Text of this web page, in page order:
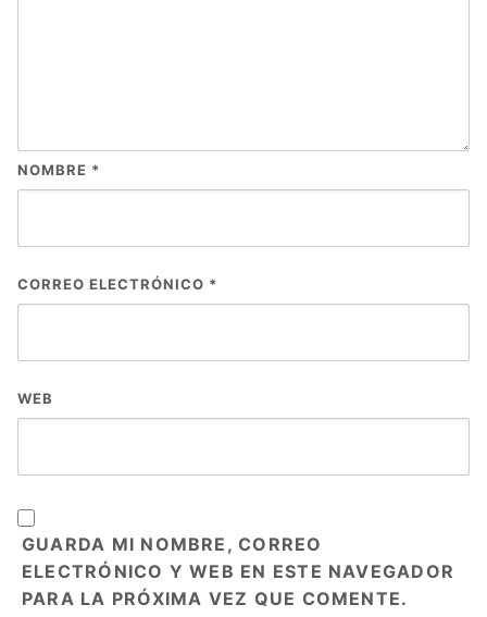
NOMBRE *
CORREO ELECTRÓNICO *
WEB
GUARDA MI NOMBRE, CORREO
ELECTRÓNICO Y WEB EN ESTE NAVEGADOR
PARA LA PRÓXIMA VEZ QUE COMENTE.